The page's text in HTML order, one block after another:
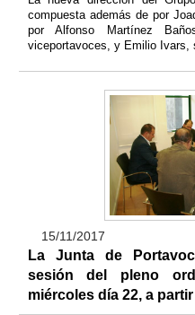
compuesta además de por
por Alfonso Martínez
viceportavoces, y Emilio Ivars,
15/11/2017
La Junta de
sesión del pleno
miércoles día 22, a